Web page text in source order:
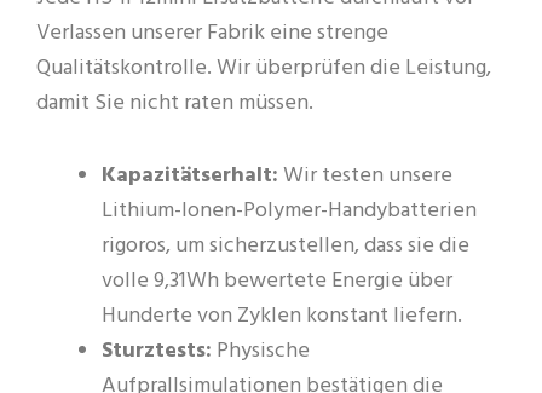
Verlassen unserer Fabrik eine strenge
Qualitätskontrolle. Wir überprüfen die Leistung,
damit Sie nicht raten müssen.
Kapazitätserhalt:Wir testen unsere
Lithium-Ionen-Polymer-Handybatterien
rigoros, um sicherzustellen, dass sie die
volle 9,31Wh bewertete Energie über
Hunderte von Zyklen konstant liefern.
Sturztests: Physische